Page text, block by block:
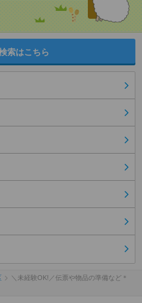
索はこちら
＼未経験OK!／伝票や物品の準備など＊